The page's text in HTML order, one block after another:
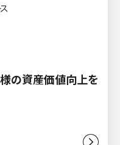
の資産価値向上を